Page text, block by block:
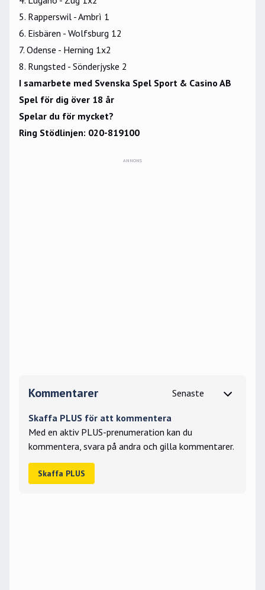
5. Rapperswil - Ambrì 1
6. Eisbären - Wolfsburg 12
7. Odense - Herning 1x2
8. Rungsted - Sönderjyske 2
I samarbete med Svenska Spel Sport & Casino AB
Spel för dig över 18 år
Spelar du för mycket?
Ring Stödlinjen: 020-819100
Kommentarer
Skaffa PLUS för att kommentera
Med en aktiv PLUS-prenumeration kan du
kommentera, svara på andra och gilla kommentarer.
Skaffa PLUS